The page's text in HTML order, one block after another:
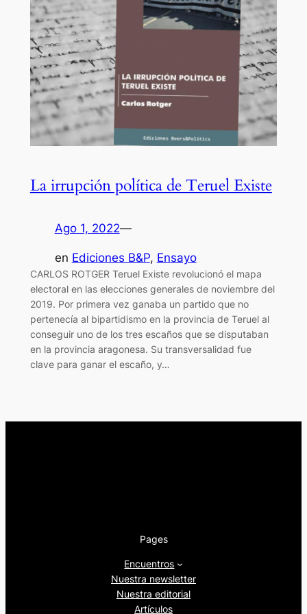
La irrupción política de Teruel Existe
Ago 1, 2022—
en Ediciones B&P, Ensayo
CARLOS ROTGER Teruel Existe revolucionó el mapa
electoral en las elecciones generales de noviembre del
2019. Por primera vez ganaba un partido que no
pertenecía al bipartidismo en la provincia de Teruel al
conseguir uno de los tres escaños que se disputaban
en la provincia aragonesa. Su transversalidad fue
clave para ganar el escaño, y…
Pages
Encuentros
Nuestra newsletter
Nuestra editorial
Artículos